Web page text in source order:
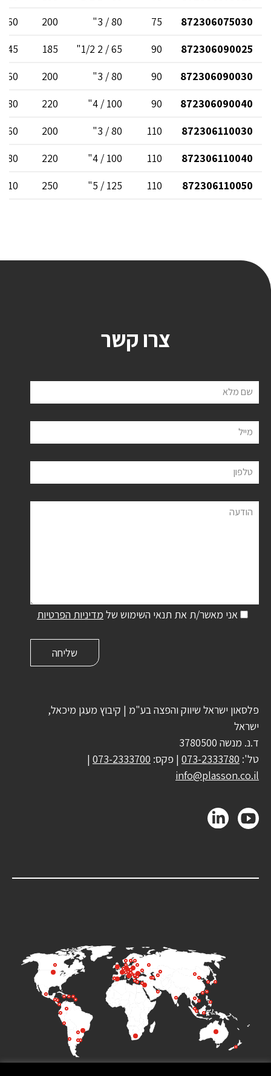
872306075030
75
80 / 3"
200
160
872306090025
90
65 / 2 1/2"
185
145
872306090030
90
80 / 3"
200
160
872306090040
90
100 / 4"
220
180
872306110030
110
80 / 3"
200
160
872306110040
110
100 / 4"
220
180
872306110050
110
125 / 5"
250
210
צרו קשר
שם מלא
מייל
טלפון
הודעה
אני מאשר/ת את תנאי השימוש של מדיניות הפרטיות
פלסאון ישראל שיווק והפצה בע"מ | קיבוץ מעגן מיכאל,
ישראל
ד.נ. מנשה 3780500
טל': 073-2333780 | פקס: 073-2333700
|
info@plasson.co.il